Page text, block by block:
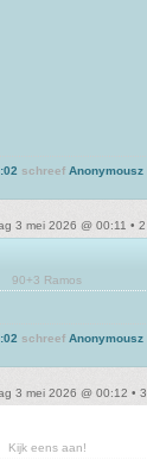
schreef Anonymousz
3 mei 2026 @ 00:11 • 2
90+3 Ramos
schreef Anonymousz
3 mei 2026 @ 00:12 • 3
Kijk eens aan!